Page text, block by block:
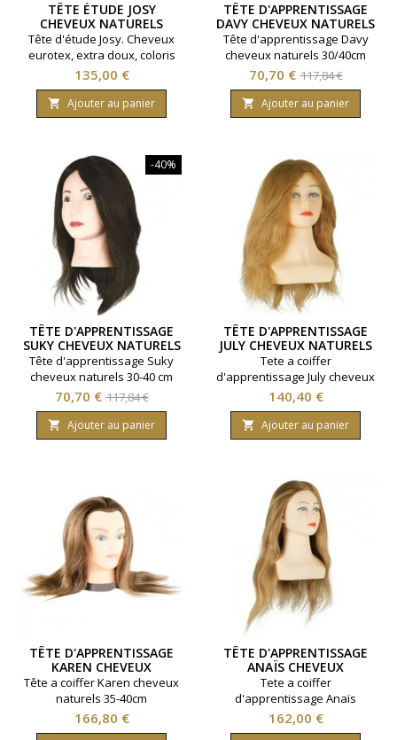
TÊTE ÉTUDE JOSY
CHEVEUX NATURELS
EXTRA 30/35CMS
Tête d'étude Josy. Cheveux
eurotex, extra doux, coloris
blond. Densité moyenne,
implantation classique.
Longueur 30/35 cm
Prix
135,00 €
 Ajouter au panier
TÊTE D'APPRENTISSAGE
DAVY CHEVEUX NATURELS
Tête d'apprentissage Davy
cheveux naturels 30/40cm
Prix
70,70 € Prix
de
base
117,84 €
 Ajouter au panier
-40%
TÊTE D'APPRENTISSAGE
SUKY CHEVEUX NATURELS
Tête d'apprentissage Suky
cheveux naturels 30-40 cm
Prix
70,70 € Prix
de
base
117,84 €
 Ajouter au panier
TÊTE D'APPRENTISSAGE
JULY CHEVEUX NATURELS
Tete a coiffer
d'apprentissage July cheveux
naturels 30-35cm
Prix
140,40 €
 Ajouter au panier
TÊTE D'APPRENTISSAGE
KAREN CHEVEUX
NATURELS
Tête a coiffer Karen cheveux
naturels 35-40cm
Prix
166,80 €
TÊTE D'APPRENTISSAGE
ANAÏS CHEVEUX
NATURELS
Tete a coiffer
d'apprentissage Anaïs
cheveux naturels 40 à 45cm
Prix
162,00 €